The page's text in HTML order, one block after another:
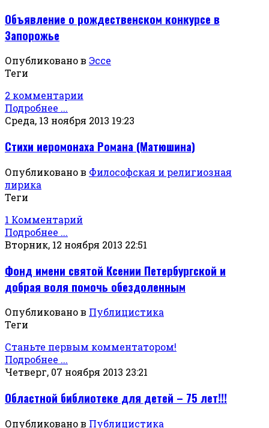
Объявление о рождественском конкурсе в
Запорожье
Опубликовано в Эссе
Теги
2 комментарии
Подробнее ...
Среда, 13 ноября 2013 19:23
Стихи иеромонаха Романа (Матюшина)
Опубликовано в Философская и религиозная
лирика
Теги
1 Комментарий
Подробнее ...
Вторник, 12 ноября 2013 22:51
Фонд имени святой Ксении Петербургской и
добрая воля помочь обездоленным
Опубликовано в Публицистика
Теги
Станьте первым комментатором!
Подробнее ...
Четверг, 07 ноября 2013 23:21
Областной библиотеке для детей – 75 лет!!!
Опубликовано в Публицистика